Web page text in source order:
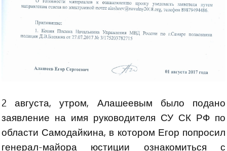
2 августа, утром, Алашеевым было подано
заявление на имя руководителя СУ СК РФ по
области Самодайкина, в котором Егор попросил
генерал-майора юстиции ознакомиться с